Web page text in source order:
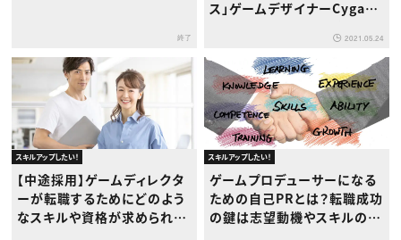
終了
ス」ゲームデザイナーCygam
2021.05.24
スキルアップしたい！
【中途採用】ゲームディレクタ
ーが転職するためにどのよう
なスキルや資格が求められ
スキルアップしたい！
ゲームプロデューサーになる
ための自己PRとは？転職成功
の鍵は志望動機やスキルのア